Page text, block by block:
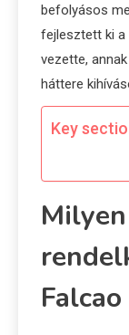
befolyásos
fejlesztett ki a
vezette,
háttere
Key